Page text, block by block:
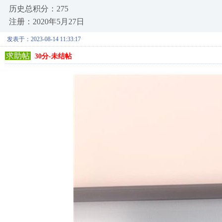
历史总积分：275
注册：2020年5月27日
发表于：2023-08-14 11:33:17
求助帖 30分-未结帖